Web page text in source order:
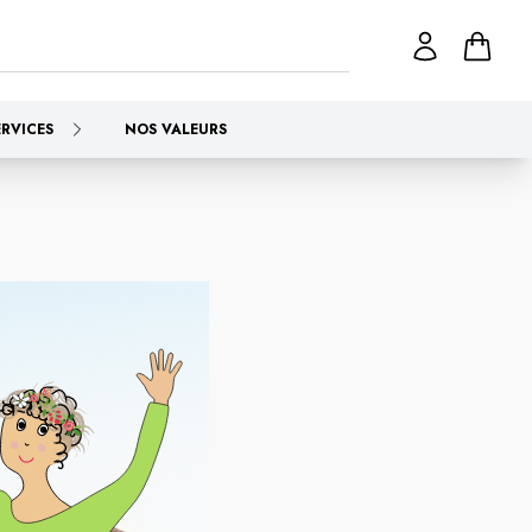
NOS VALEURS